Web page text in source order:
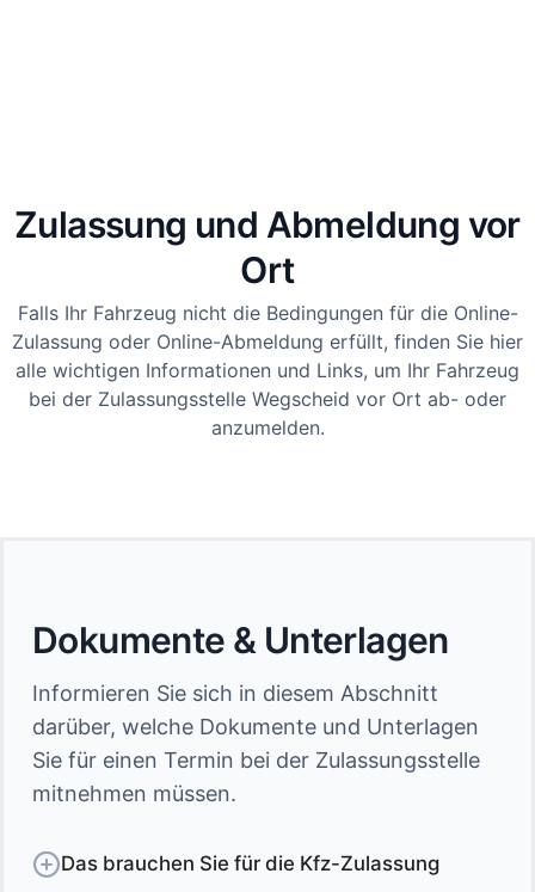
Zulassung und Abmeldung vor
Ort
Falls Ihr Fahrzeug nicht die Bedingungen für die Online-
Zulassung oder Online-Abmeldung erfüllt, finden Sie hier
alle wichtigen Informationen und Links, um Ihr Fahrzeug
bei der Zulassungsstelle Wegscheid vor Ort ab- oder
anzumelden.
Dokumente & Unterlagen
Informieren Sie sich in diesem Abschnitt
darüber, welche Dokumente und Unterlagen
Sie für einen Termin bei der Zulassungsstelle
mitnehmen müssen.
Das brauchen Sie für die Kfz-Zulassung